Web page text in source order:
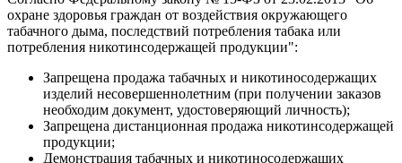
охране здоровья граждан от воздействия окружающего
табачного дыма, последствий потребления табака или
потребления никотинсодержащей продукции":
Запрещена продажа табачных и никотиносодержащих
изделий несовершеннолетним (при получении заказов
необходим документ, удостоверяющий личность);
Запрещена дистанционная продажа никотинсодержащей
продукции;
Демонстрация табачных и никотиносодержащих